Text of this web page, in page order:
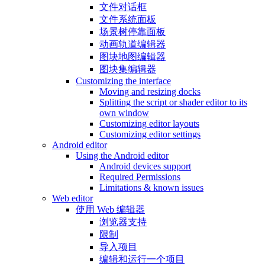
文件对话框
文件系统面板
场景树停靠面板
动画轨道编辑器
图块地图编辑器
图块集编辑器
Customizing the interface
Moving and resizing docks
Splitting the script or shader editor to its
own window
Customizing editor layouts
Customizing editor settings
Android editor
Using the Android editor
Android devices support
Required Permissions
Limitations & known issues
Web editor
使用 Web 编辑器
浏览器支持
限制
导入项目
编辑和运行一个项目